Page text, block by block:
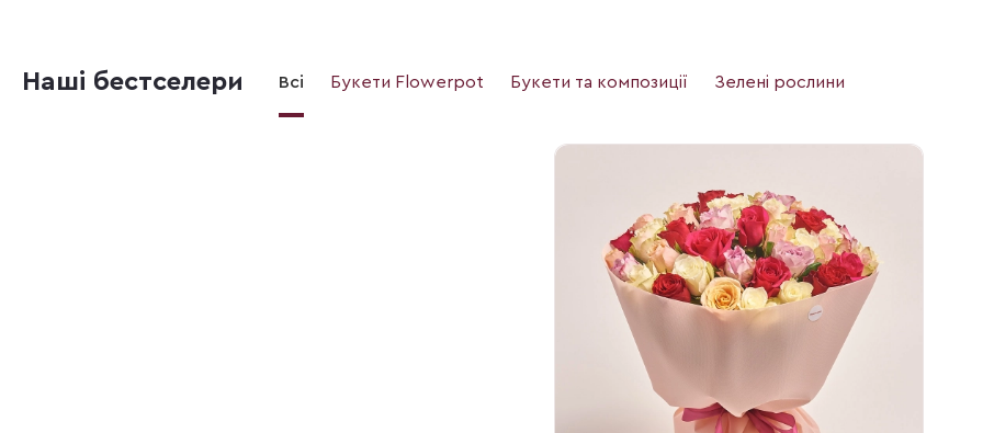
Наші бестселери Всі Букети Flowerpot Букети та композиції Зелені рослини